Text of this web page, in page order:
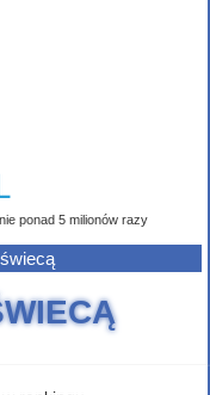
ponad 5 milionów razy